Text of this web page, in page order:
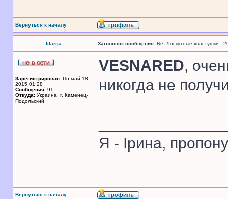
Вернуться к началу
Idarija Заголовок сообщения: Re: Лоскутные хвастушки -
Зарегистрирован: Пн май 18,
2015 01:28
Сообщения: 91
Откуда: Украина, г. Каменец-
Подольский
VESNARED,
никогда не
Я - Ірина,
Вернуться к началу